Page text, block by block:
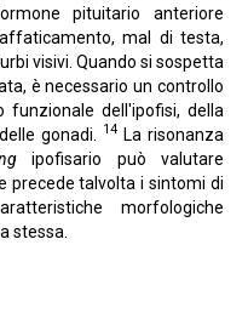
pituitario anteriore
mal di testa,
visivi. Quando si sospetta
è necessario un controllo
dell'ipofisi, della
gonadi.
14 La risonanza
ipofisario può valutare
precede talvolta i sintomi di
morfologiche
stessa.